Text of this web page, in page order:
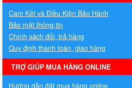
Cam Kết và Điều Kiện Bảo Hành
Bảo mật thông tin
Chính sách đổi, trả hàng
Quy định thanh toán, giao hàng
TRỢ GIÚP MUA HÀNG ONLINE
Hướng dẫn đặt mua hàng online